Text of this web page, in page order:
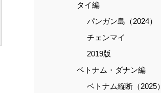
タイ編
パンガン島（2024）
チェンマイ
2019版
ベトナム・ダナン編
ベトナム縦断（2025）